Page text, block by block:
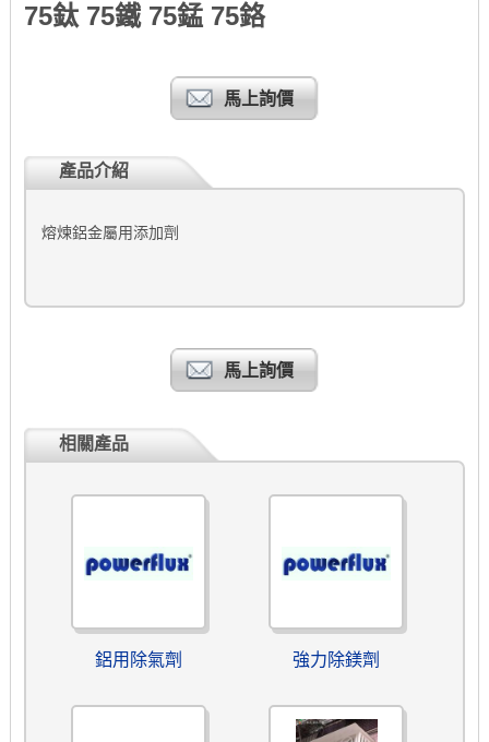
75鈦 75鐵 75錳 75鉻
馬上詢價
產品介紹
熔煉鋁金屬用添加劑
馬上詢價
相關產品
鋁用除氣劑 強力除鎂劑